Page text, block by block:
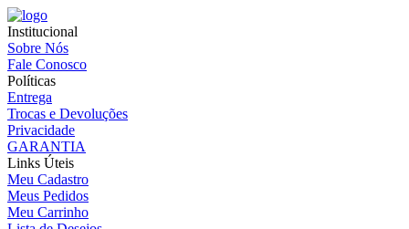
Institucional
Sobre Nós
Fale Conosco
Políticas
Entrega
Trocas e Devoluções
Privacidade
GARANTIA
Links Úteis
Meu Cadastro
Meus Pedidos
Meu Carrinho